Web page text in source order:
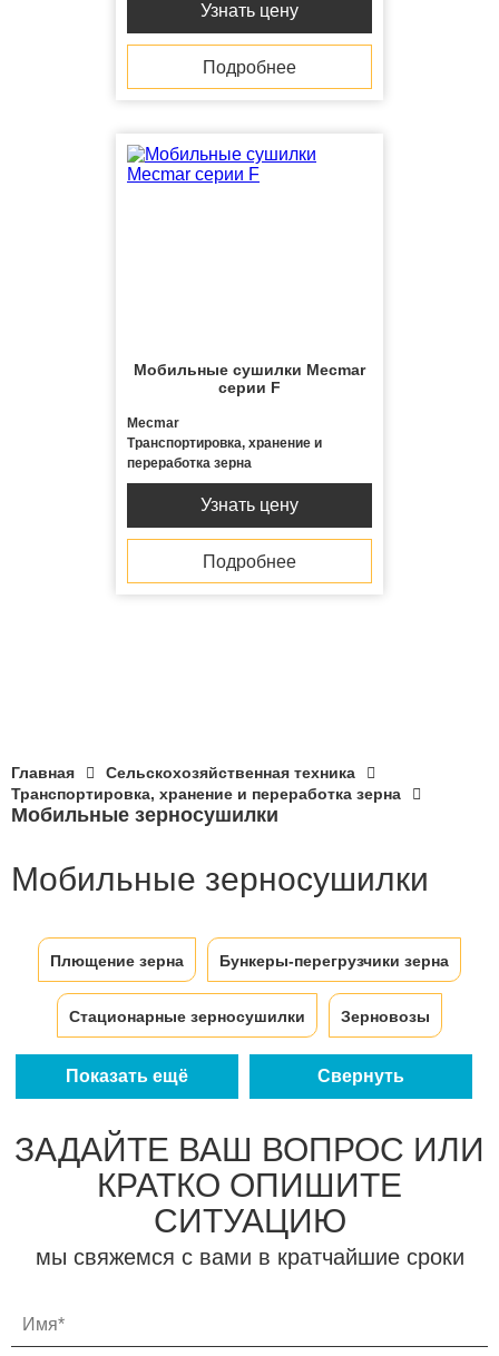
Главная
Сельскохозяйственная техника
Транспортировка, хранение и переработка зерна
Мобильные зерносушилки
Мобильные зерносушилки
Плющение зерна Бункеры-перегрузчики зерна
Стационарные зерносушилки Зерновозы
Протравливатели семян
Показать ещё Свернуть
Узнать цену
Подробнее
Мобильные сушилки Mecmar
серии F
Mecmar
Транспортировка, хранение и
переработка зерна
Узнать цену
Подробнее
ЗАДАЙТЕ ВАШ ВОПРОС ИЛИ
КРАТКО ОПИШИТЕ
СИТУАЦИЮ
мы свяжемся с вами в кратчайшие сроки